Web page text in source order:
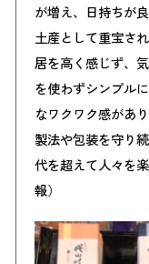
が増え、日持ちが
土産として重宝さ
居を高く感じず、
を使わずシンプル
なワクワク感があ
製法や包装を守り
代を超えて人々を
報）